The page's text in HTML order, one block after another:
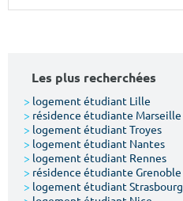
Type de location
Votre date d'entrée
Les plus recherchées
> logement étudiant Lille
> résidence étudiante Marseille
> logement étudiant Troyes
> logement étudiant Nantes
> logement étudiant Rennes
> résidence étudiante Grenoble
> logement étudiant Strasbourg